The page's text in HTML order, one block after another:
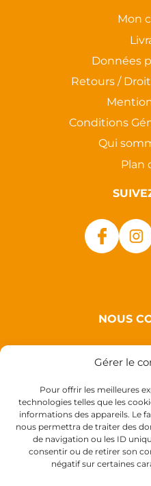
Gérer le
Pour offrir les meilleures
technologies telles que les
informations des appareils. Le
nous permettra de traiter des
de navigation ou les ID
consentir ou de retirer son
négatif sur certaines
Mon
Données
Retours /
Conditions
Qui
Plan
NOUS
44110